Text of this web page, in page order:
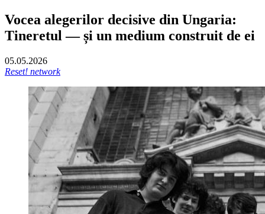
Vocea alegerilor decisive din Ungaria:
Tineretul — și un medium construit de ei
05.05.2026
Reset! network